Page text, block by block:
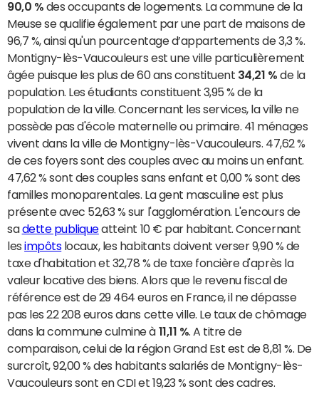
90,0 % des occupants de logements. La commune de la
Meuse se qualifie également par une part de maisons de
96,7 %, ainsi qu'un pourcentage d’appartements de 3,3 %.
Montigny-lès-Vaucouleurs est une ville particulièrement
âgée puisque les plus de 60 ans constituent 34,21 % de la
population. Les étudiants constituent 3,95 % de la
population de la ville. Concernant les services, la ville ne
possède pas d'école maternelle ou primaire. 41 ménages
vivent dans la ville de Montigny-lès-Vaucouleurs. 47,62 %
de ces foyers sont des couples avec au moins un enfant.
47,62 % sont des couples sans enfant et 0,00 % sont des
familles monoparentales. La gent masculine est plus
présente avec 52,63 % sur l'agglomération. L'encours de
sadette publiqueatteint 10 € par habitant. Concernant
lesimpôtslocaux, les habitants doivent verser 9,90 % de
taxe d'habitation et 32,78 % de taxe foncière d'après la
valeur locative des biens. Alors que le revenu fiscal de
référence est de 29 464 euros en France, il ne dépasse
pas les 22 208 euros dans cette ville. Le taux de chômage
dans la commune culmine à 11,11 % . A titre de
comparaison, celui de la région Grand Est est de 8,81 %. De
surcroît, 92,00 % des habitants salariés de Montigny-lès-
Vaucouleurs sont en CDI et 19,23 % sont des cadres.